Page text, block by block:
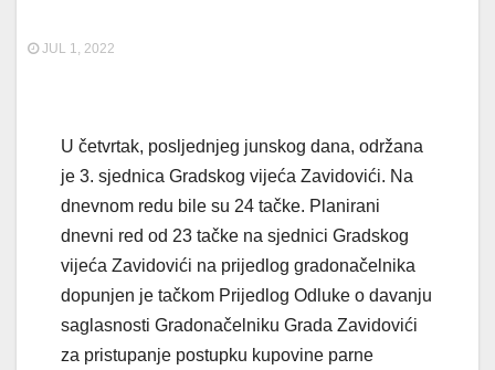
JUL 1, 2022
U četvrtak, posljednjeg junskog dana, održana
je 3. sjednica Gradskog vijeća Zavidovići. Na
dnevnom redu bile su 24 tačke. Planirani
dnevni red od 23 tačke na sjednici Gradskog
vijeća Zavidovići na prijedlog gradonačelnika
dopunjen je tačkom Prijedlog Odluke o davanju
saglasnosti Gradonačelniku Grada Zavidovići
za pristupanje postupku kupovine parne